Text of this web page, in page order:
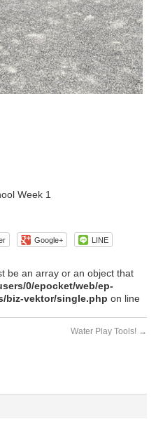
Week 1
Google+ LINE
be an array or an object that
0/epocket/web/ep-
biz-vektor/single.php on line
Water Play Tools! →